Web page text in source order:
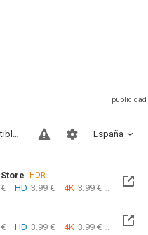
España
Sitios compatibles
HDR
HD 3.99 € 4K 3.99 €
HD 3.99 € 4K 3.99 €